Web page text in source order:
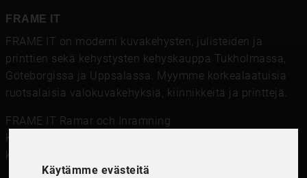
Käytämme evästeitä
FRAME IT
FRAME IT on moderni kuvakehysten, julisteiden ja
printtien sekä kehystysten kehyskauppa Tukholmassa,
Göteborgissa ja Uppsalassa. Myymme korkealaatuisia
ruotsalaisia ​​valokuvakehyksiä, kiinnikkeitä ja printtejä.
FRAME IT Ramar och Inramning
Kungsgatan 41,111 56 Stockholm
kundservice@frameit.se